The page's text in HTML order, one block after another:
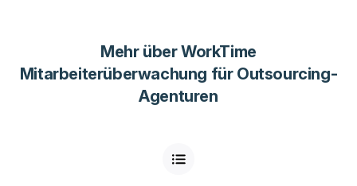
Mehr über WorkTime
Mitarbeiterüberwachung für Outsourcing-
Agenturen